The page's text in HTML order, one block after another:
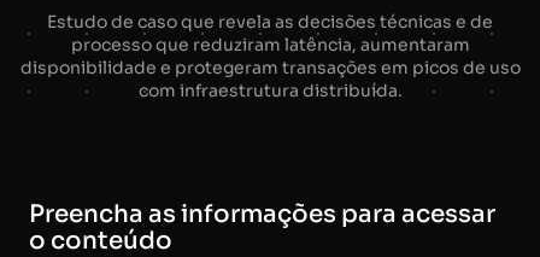
Estudo de caso que revela as decisões técnicas e de
processo que reduziram latência, aumentaram
disponibilidade e protegeram transações em picos de uso
com infraestrutura distribuída.
Preencha as informações para acessar
o conteúdo